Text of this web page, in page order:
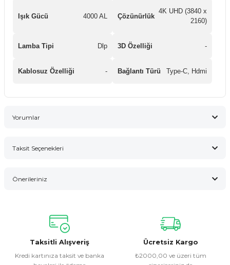
Işık Gücü 4000 AL Çözünürlük
4K UHD (3840 x
2160)
Lamba Tipi Dlp 3D Özelliği -
Kablosuz Özelliği - Bağlantı Türü Type-C, Hdmi
Yorumlar
Taksit Seçenekleri
Önerileriniz
konularda yetersiz gördüğünüz noktaları öneri formunu
kullanarak tarafımıza iletebilirsiniz.
Görüş ve önerileriniz için teşekkür ederiz.
Taksitli Alışveriş
Kredi kartınıza taksit ve banka
Ücretsiz Kargo
₺2000,00 ve üzeri tüm